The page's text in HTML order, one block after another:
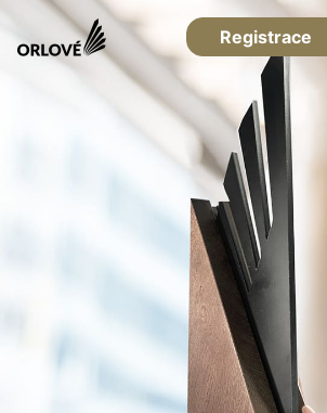
Registrace